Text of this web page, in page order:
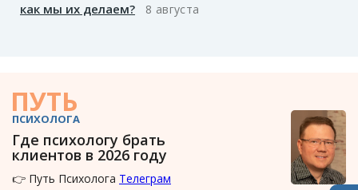
как мы их делаем? 8 августа
ПУТЬ
ПСИХОЛОГА
Где психологу брать
клиентов в 2026 году
👉 Путь Психолога Телеграм